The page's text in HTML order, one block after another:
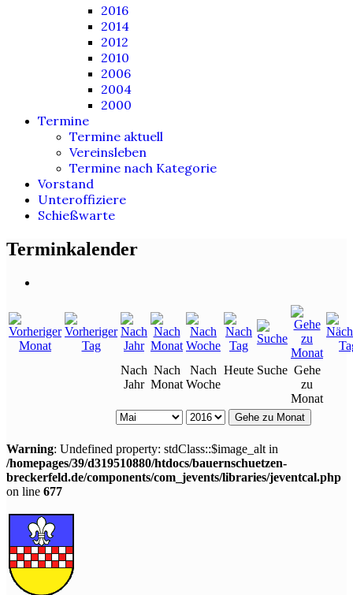
2016
2014
2012
2010
2006
2004
2000
Termine
Termine aktuell
Vereinsleben
Termine nach Kategorie
Vorstand
Unteroffiziere
Schießwarte
Terminkalender
Nach
Jahr
Nach
Monat
Nach
Woche
Heute Suche Gehe
zu
Monat
Gehe zu Monat
Warning: Undefined property: stdClass::$image_alt in
/homepages/39/d319510880/htdocs/bauernschuetzen-
breckerfeld.de/components/com_jevents/libraries/jeventcal.php
on line 677